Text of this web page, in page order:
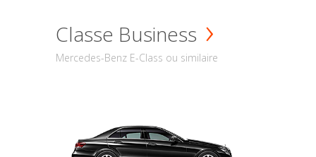
Classe Business
Mercedes-Benz E-Class ou similaire